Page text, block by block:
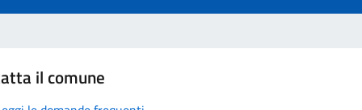
il comune